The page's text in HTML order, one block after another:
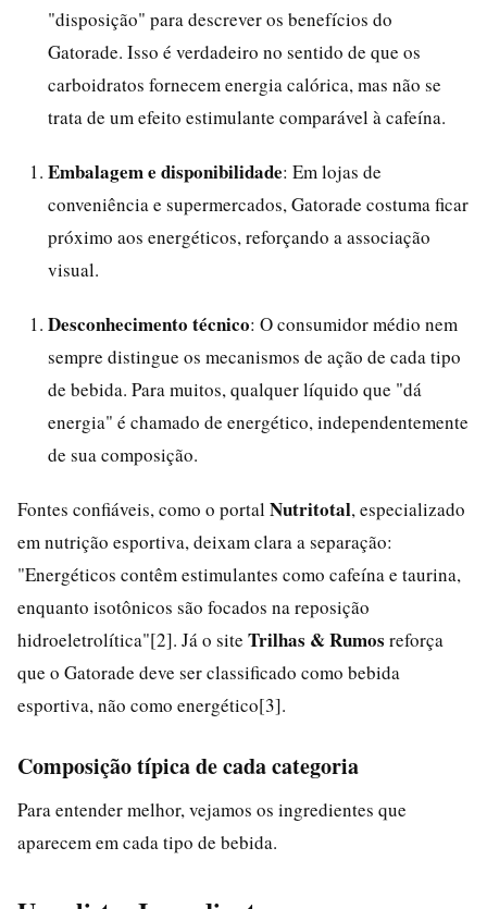
"disposição" para descrever os benefícios do
Gatorade. Isso é verdadeiro no sentido de que os
carboidratos fornecem energia calórica, mas não se
trata de um efeito estimulante comparável à cafeína.
Embalagem e disponibilidade: Em lojas de
conveniência e supermercados, Gatorade costuma ficar
próximo aos energéticos, reforçando a associação
visual.
Desconhecimento técnico: O consumidor médio nem
sempre distingue os mecanismos de ação de cada tipo
de bebida. Para muitos, qualquer líquido que "dá
energia" é chamado de energético, independentemente
de sua composição.
Fontes confiáveis, como o portal Nutritotal, especializado
em nutrição esportiva, deixam clara a separação:
"Energéticos contêm estimulantes como cafeína e taurina,
enquanto isotônicos são focados na reposição
hidroeletrolítica"[2]. Já o site Trilhas & Rumos reforça
que o Gatorade deve ser classificado como bebida
esportiva, não como energético[3].
Composição típica de cada categoria
Para entender melhor, vejamos os ingredientes que
aparecem em cada tipo de bebida.